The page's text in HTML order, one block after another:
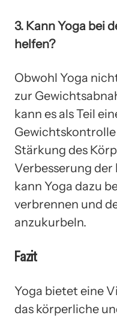
3. Kann Yoga bei
helfen?
Obwohl Yoga
zur
kann es als Teil
Stärkung des
Verbesserung
kann Yoga dazu
verbrennen und
anzukurbeln.
Fazit
Yoga bietet eine
das körperliche